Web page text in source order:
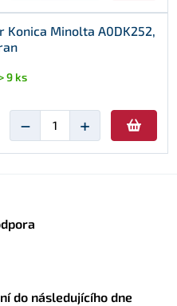
Konica Minolta A0DK252,
9 ks
− +
do následujícího dne